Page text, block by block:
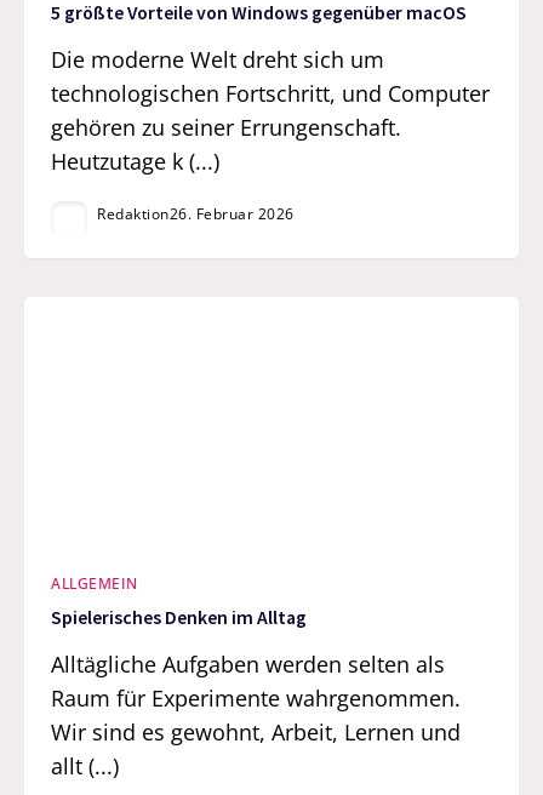
5 größte Vorteile von Windows gegenüber macOS
Die moderne Welt dreht sich um
technologischen Fortschritt, und Computer
gehören zu seiner Errungenschaft.
Heutzutage k (...)
Redaktion26. Februar 2026
ALLGEMEIN
Spielerisches Denken im Alltag
Alltägliche Aufgaben werden selten als
Raum für Experimente wahrgenommen.
Wir sind es gewohnt, Arbeit, Lernen und
allt (...)